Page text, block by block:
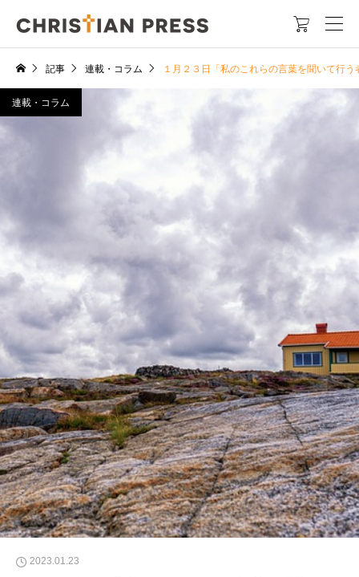

記事 連載・コラム １月２３日「私のこれらの言葉を聞いて行う
連載・コラム
2023.01.23